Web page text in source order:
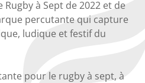
à Sept de 2022 et de
percutante qui capture
ludique et festif du
pour le rugby à sept, à